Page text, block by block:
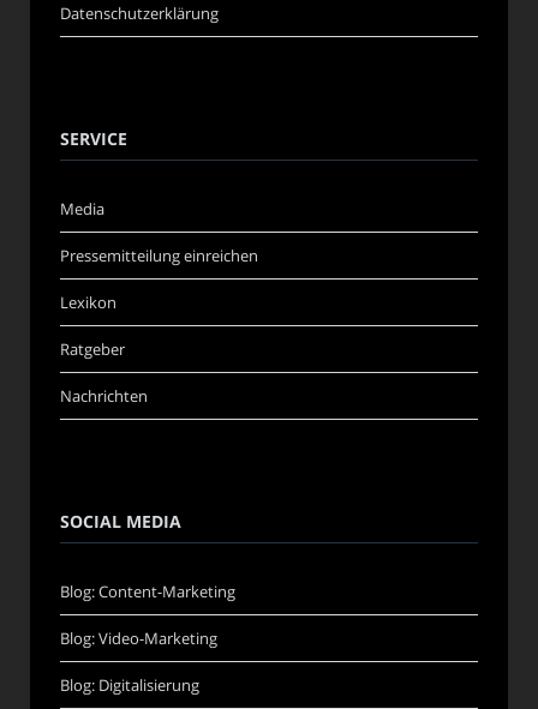
Datenschutzerklärung
SERVICE
Media
Pressemitteilung einreichen
Lexikon
Ratgeber
Nachrichten
SOCIAL MEDIA
Blog: Content-Marketing
Blog: Video-Marketing
Blog: Digitalisierung